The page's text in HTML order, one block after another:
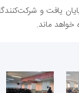
یافت و
خواهد ماند.